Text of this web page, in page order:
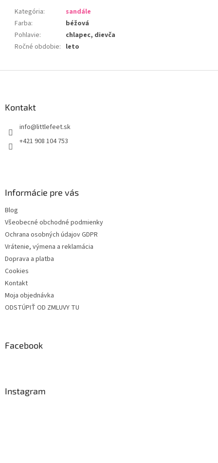
Kategória:
sandále
Farba:
béžová
Pohlavie:
chlapec, dievča
Ročné obdobie: leto
Kontakt
info@littlefeet.sk
+421 908 104 753
Informácie pre vás
Blog
Všeobecné obchodné podmienky
Ochrana osobných údajov GDPR
Vrátenie, výmena a reklamácia
Doprava a platba
Cookies
Kontakt
Moja objednávka
ODSTÚPIŤ OD ZMLUVY TU
Facebook
Instagram